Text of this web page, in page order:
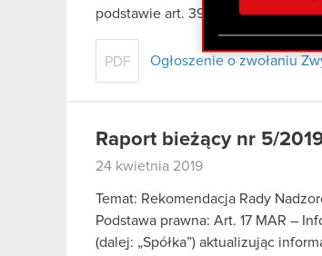
zgadasz się
podstawie art. 399 § 1…Czytaj dalej
PDF Ogłoszenie o zwołaniu
Raport bieżący nr 5/
24 kwietnia 2019
Temat: Rekomendacja Rady
Podstawa prawna: Art. 17 MAR –
(dalej: „Spółka”) aktualizując